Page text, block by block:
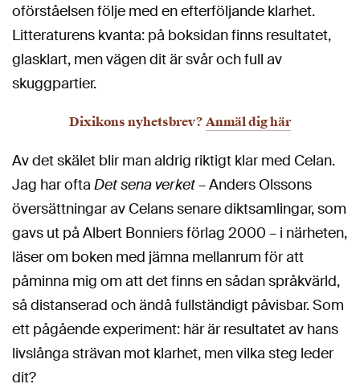
oförståelsen följe med en efterföljande klarhet.
Litteraturens kvanta: på boksidan finns resultatet,
glasklart, men vägen dit är svår och full av
skuggpartier.
Dixikons nyhetsbrev? Anmäl dig här
Av det skälet blir man aldrig riktigt klar med Celan.
Jag har ofta Det sena verket– Anders Olssons
översättningar av Celans senare diktsamlingar, som
gavs ut på Albert Bonniers förlag 2000 – i närheten,
läser om boken med jämna mellanrum för att
påminna mig om att det finns en sådan språkvärld,
så distanserad och ändå fullständigt påvisbar. Som
ett pågående experiment: här är resultatet av hans
livslånga strävan mot klarhet, men vilka steg leder
dit?